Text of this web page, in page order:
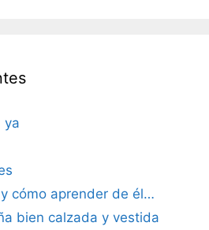
ya
cómo aprender de él…
bien calzada y vestida